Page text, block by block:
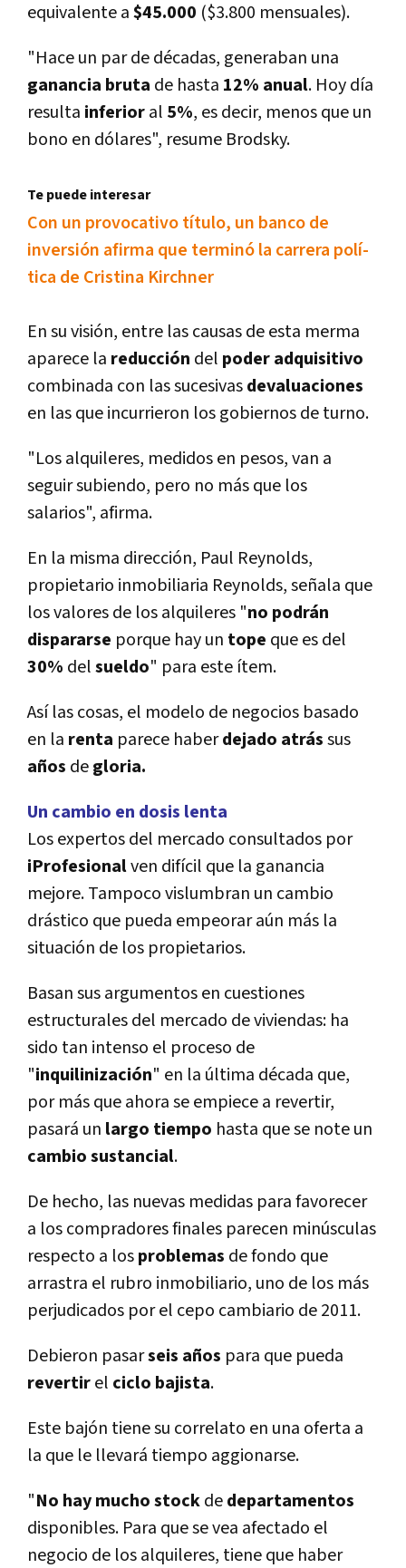
equivalente a$45.000 ($3.800 mensuales).
"Hace un par de décadas, generaban una
ganancia bruta de hasta 12% anual. Hoy dí­a
resulta inferioral 5%, es decir, menos que un
bono en dólares", resume Brodsky.
Te puede interesar
Con un provocativo tí­tulo, un banco de
inversión afirma que terminó la carrera polí­
tica de Cristina Kirchner
En su visión, entre las causas de esta merma
aparece la reducción del poder adquisitivo
combinada con las sucesivasdevaluaciones
en las que incurrieron los gobiernos de turno.
"Los alquileres, medidos en pesos, van a
seguir subiendo, pero no más que los
salarios", afirma.
En la misma dirección, Paul Reynolds,
propietario inmobiliaria Reynolds, señala que
los valores de los alquileres "no podrán
dispararse porque hay un tope que es del
30% delsueldo" para este í­tem.
Así­ las cosas, el modelo de negocios basado
en la renta parece haberdejado atrássus
años degloria.
Un cambio en dosis lenta
Los expertos del mercado consultados por
iProfesionalven difí­cil que la ganancia
mejore. Tampoco vislumbran un cambio
drástico que pueda empeorar aún más la
situación de los propietarios.
Basan sus argumentos en cuestiones
estructurales del mercado de viviendas: ha
sido tan intenso el proceso de
"inquilinización" en la última década que,
por más que ahora se empiece a revertir,
pasará un largo tiempo hasta que se note un
cambio sustancial.
De hecho, las nuevas medidas para favorecer
a los compradores finales parecen minúsculas
respecto a losproblemas de fondo que
arrastra el rubro inmobiliario, uno de los más
perjudicados por el cepo cambiario de 2011.
Debieron pasarseis años para que pueda
revertirel ciclo bajista.
Este bajón tiene su correlato en una oferta a
la que le llevará tiempo aggionarse.
"No hay mucho stockdedepartamentos
disponibles. Para que se vea afectado el
negocio de los alquileres, tiene que haber